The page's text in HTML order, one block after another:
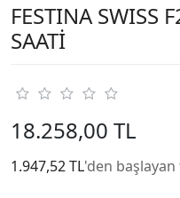
FESTINA SWISS
SAATİ
18.258,00 TL
1.947,52 TL'den